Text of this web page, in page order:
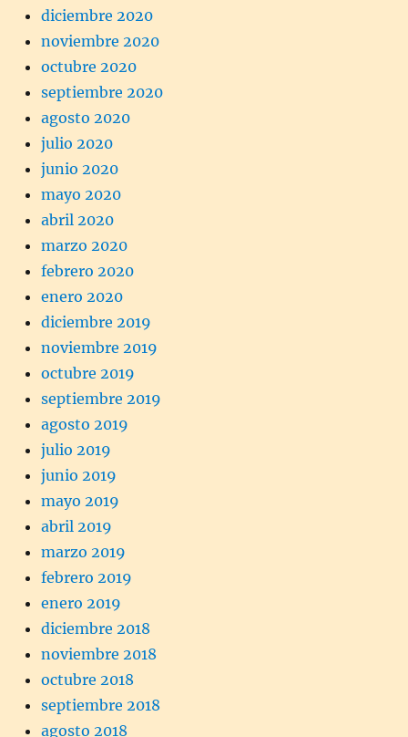
diciembre 2020
noviembre 2020
octubre 2020
septiembre 2020
agosto 2020
julio 2020
junio 2020
mayo 2020
abril 2020
marzo 2020
febrero 2020
enero 2020
diciembre 2019
noviembre 2019
octubre 2019
septiembre 2019
agosto 2019
julio 2019
junio 2019
mayo 2019
abril 2019
marzo 2019
febrero 2019
enero 2019
diciembre 2018
noviembre 2018
octubre 2018
septiembre 2018
agosto 2018